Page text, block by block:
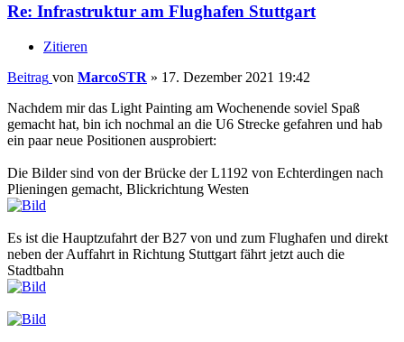
Re: Infrastruktur am Flughafen Stuttgart
Zitieren
Beitrag von MarcoSTR » 17. Dezember 2021 19:42
Nachdem mir das Light Painting am Wochenende soviel Spaß
gemacht hat, bin ich nochmal an die U6 Strecke gefahren und hab
ein paar neue Positionen ausprobiert:
Die Bilder sind von der Brücke der L1192 von Echterdingen nach
Plieningen gemacht, Blickrichtung Westen
Es ist die Hauptzufahrt der B27 von und zum Flughafen und direkt
neben der Auffahrt in Richtung Stuttgart fährt jetzt auch die
Stadtbahn